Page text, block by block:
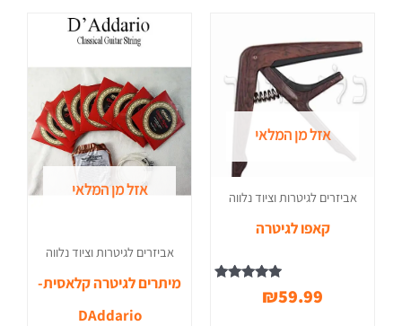
אזל מן המלאי
אביזרים לגיטרות וציוד נלווה
קאפו לגיטרה
₪59.99
אזל מן המלאי
אביזרים לגיטרות וציוד נלווה
מיתרים לגיטרה קלאסית-
DAddario